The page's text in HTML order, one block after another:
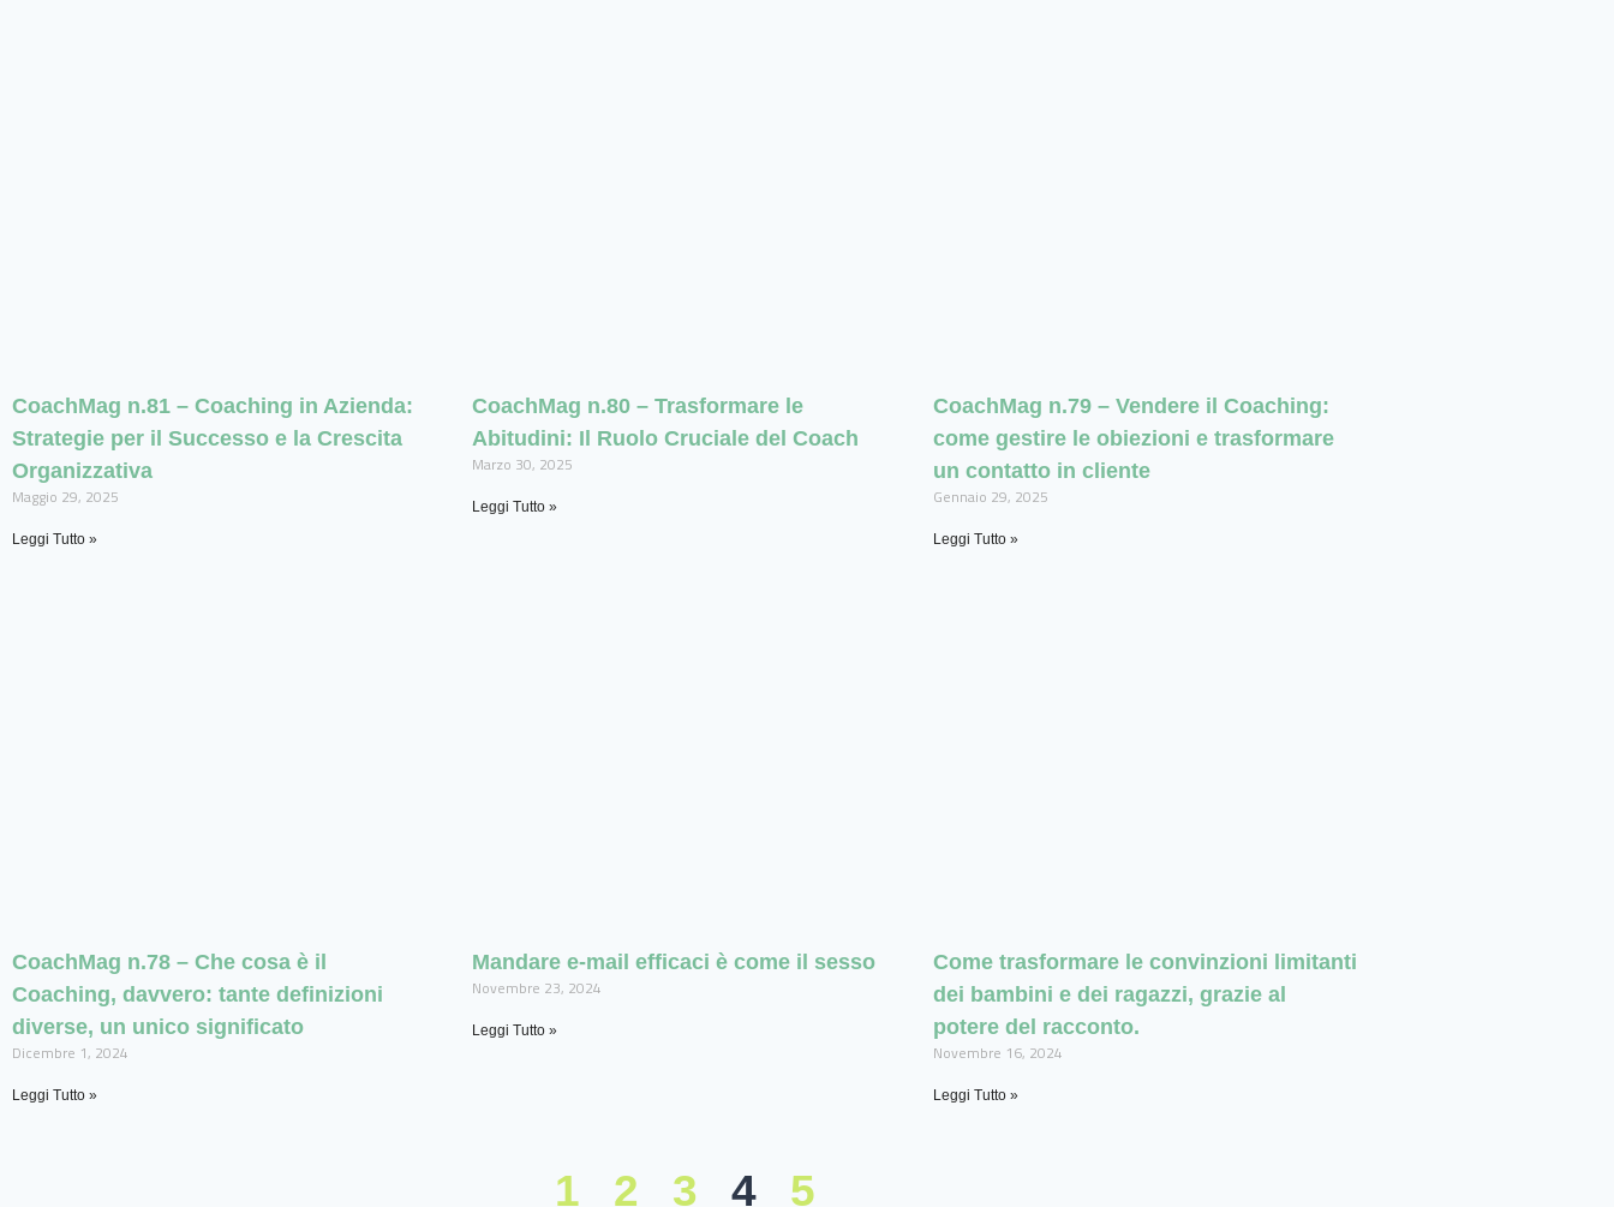
CoachMag n.81 – Coaching in Azienda:
Strategie per il Successo e la Crescita
Organizzativa
Maggio 29, 2025
Leggi Tutto »
CoachMag n.80 – Trasformare le
Abitudini: Il Ruolo Cruciale del Coach
Marzo 30, 2025
Leggi Tutto »
CoachMag n.79 – Vendere il Coaching:
come gestire le obiezioni e trasformare
un contatto in cliente
Gennaio 29, 2025
Leggi Tutto »
CoachMag n.78 – Che cosa è il
Coaching, davvero: tante definizioni
diverse, un unico significato
Dicembre 1, 2024
Leggi Tutto »
Mandare e-mail efficaci è come il sesso
Novembre 23, 2024
Leggi Tutto »
Come trasformare le convinzioni limitanti
dei bambini e dei ragazzi, grazie al
potere del racconto.
Novembre 16, 2024
Leggi Tutto »
1 2 3 4 5